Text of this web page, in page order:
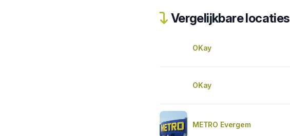
Vergelijkbare locaties
OKay
OKay
METRO Evergem